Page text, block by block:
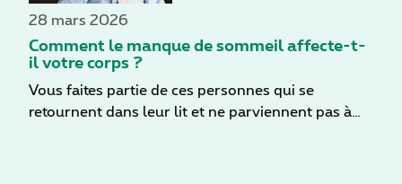
28 mars 2026
Comment le manque de sommeil affecte-t-
il votre corps ?
Vous faites partie de ces personnes qui se
retournent dans leur lit et ne parviennent pas à